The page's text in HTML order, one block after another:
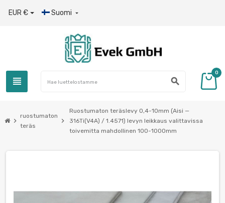
EUR € Suomi 
view_headline search
0
chevron_right
ruostumaton
teräs
chevron_right
Ruostumaton teräslevy 0,4-10mm (Aisi —
316Ti(V4A) / 1.4571) levyn leikkaus valittavissa
toivemitta mahdollinen 100-1000mm